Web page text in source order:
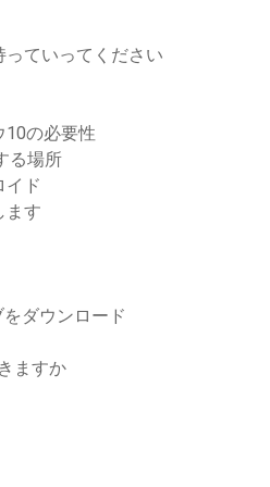
ていってください
10の必要性
る場所
イド
ます
ダウンロード
ますか